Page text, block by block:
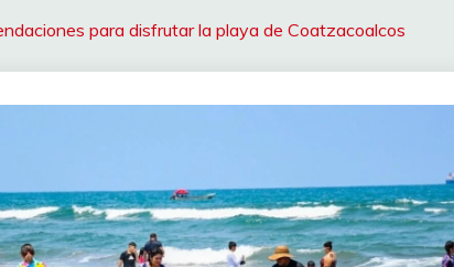
para disfrutar la playa de Coatzacoalcos